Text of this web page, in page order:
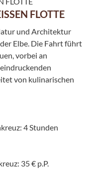
FLOTTE
und Architektur
Elbe. Die Fahrt führt
vorbei an
von kulinarischen
4 Stunden
35 € p.P.